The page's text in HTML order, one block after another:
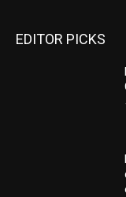
EDITOR PICKS